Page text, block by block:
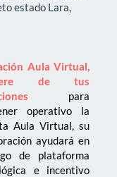
estado Lara,
Aula Virtual,
de tus
para
operativo la
Aula Virtual, su
ayudará en
de plataforma
e incentivo